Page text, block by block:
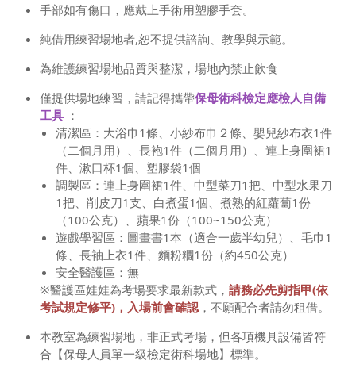
手部如有傷口，應戴上手術用塑膠手套。
純借用練習場地者,恕不提供諮詢、教學與示範。
為維護練習場地品質與整潔，場地內禁止飲食
僅提供場地練習，請記得攜帶保母術科檢定應檢人自備
工具 ：
清潔區：大浴巾1條、小紗布巾２條、嬰兒紗布衣1件
（二個月用）、長袍1件（二個月用）、連上身圍裙1
件、漱口杯1個、塑膠袋1個
調製區：連上身圍裙1件、中型菜刀1把、中型水果刀
1把、削皮刀1支、白煮蛋1個、煮熟的紅蘿蔔1份
（100公克）、蘋果1份（100~150公克）
遊戲學習區：圖畫書1本（適合一歲半幼兒）、毛巾1
條、長袖上衣1件、麵粉糰1份（約450公克）
安全醫護區：無
※醫護區娃娃為考場要求最新款式， 請務必先剪指甲(依
考試規定修平)，入場前會確認 ，不願配合者請勿租借。
本教室為練習場地，非正式考場，但各項機具設備皆符
合【保母人員單一級檢定術科場地】標準。